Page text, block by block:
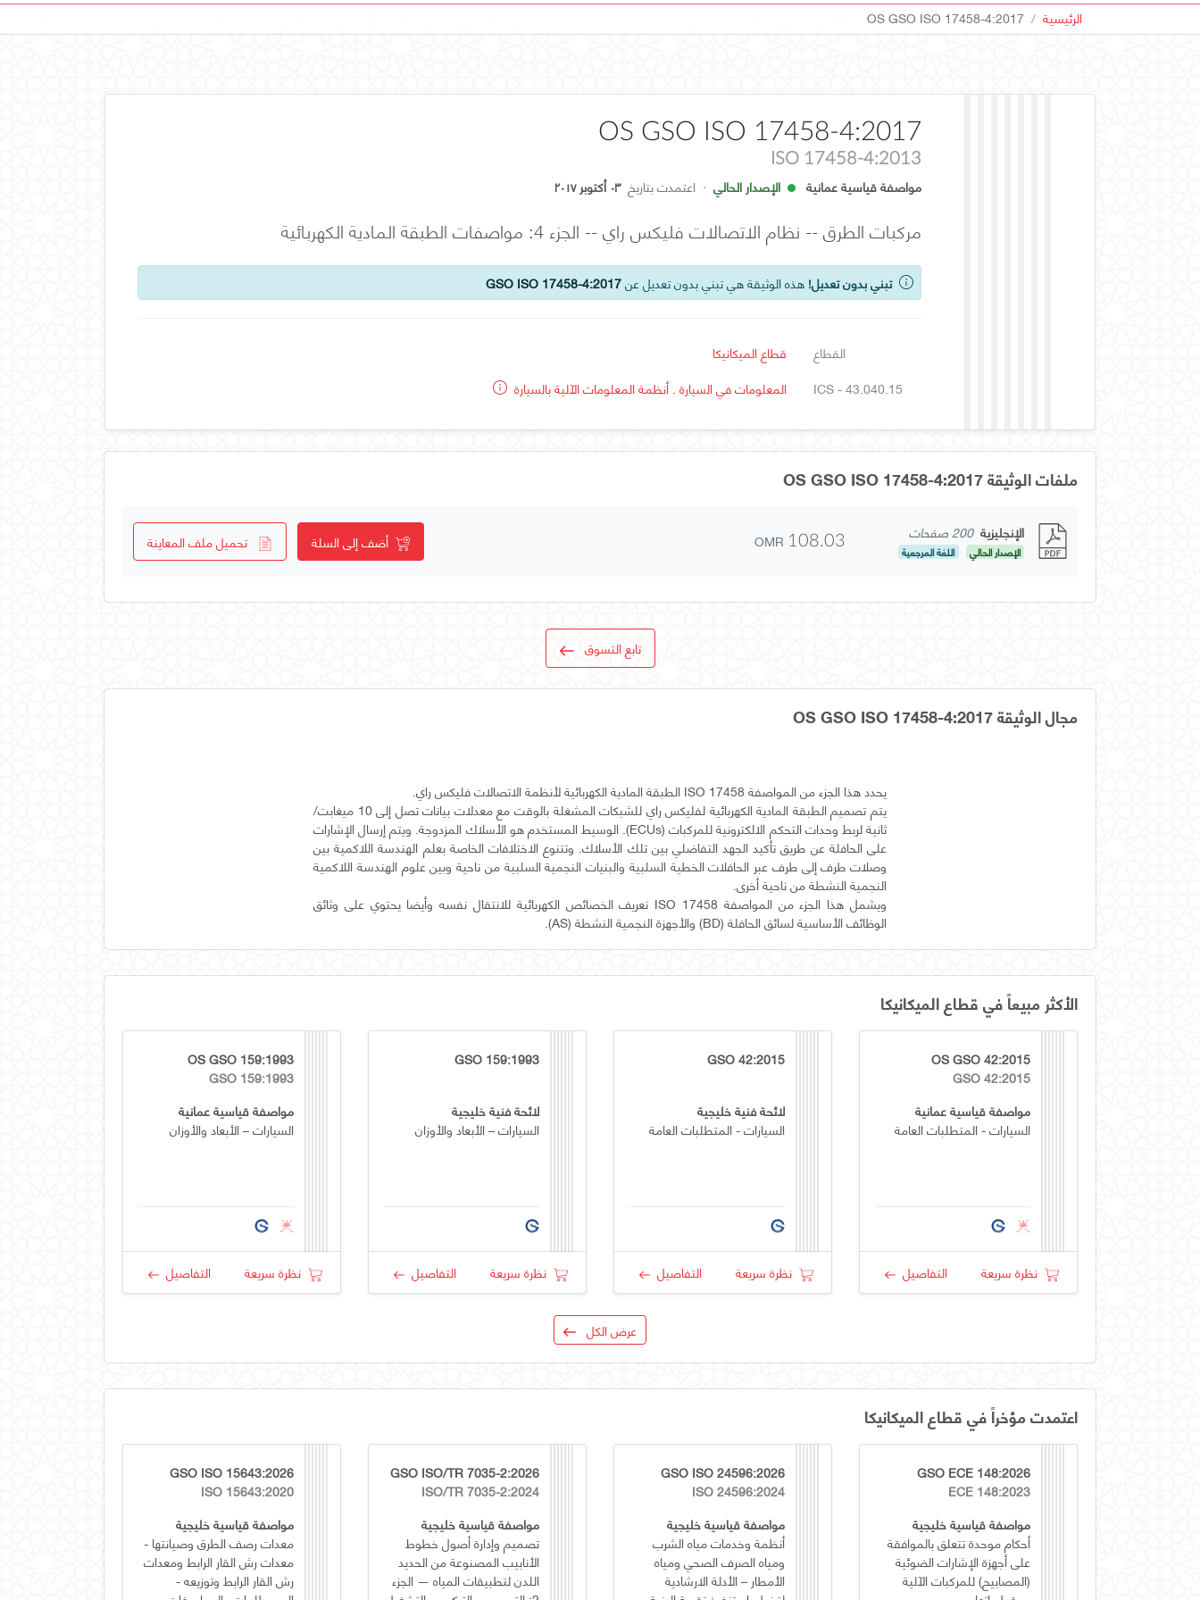
الرئيسية OS GSO ISO 17458-4:2017
OS GSO ISO 17458-4:2017
ISO 17458-4:2013
مواصفة قياسية عمانية الإصدار الحالي · اعتمدت بتاريخ ٠٣ أكتوبر ٢٠١٧
مركبات الطرق -- نظام الاتصالات فليكس راي -- الجزء 4: مواصفات الطبقة المادية الكهربائية
تبني بدون تعديل! هذه الوثيقة هي تبني بدون تعديل عنGSO ISO 17458-4:2017
القطاع
قطاع الميكانيكا
ICS - 43.040.15
المعلومات في السيارة . أنظمة المعلومات الآلية بالسيارة
ملفات الوثيقة OS GSO ISO 17458-4:2017
الإنجليزية 200 صفحات
الإصدار الحالي اللغة المرجعية OMR 108.03 أضف إلى السلة تحميل ملف المعاينة
تابع التسوق
مجال الوثيقة OS GSO ISO 17458-4:2017
يتم تصميم الطبقة المادية الكهربائية لفليكس راي للشبكات المشغلة بالوقت مع معدلات بيانات تصل إلى 10 ميغابت/
ثانية لربط وحدات التحكم الالكترونية للمركبات (ECUs). الوسيط المستخدم هو الأسلاك المزدوجة. ويتم إرسال الإشارات
على الحافلة عن طريق تأكيد الجهد التفاضلي بين تلك الأسلاك. وتتنوع الاختلافات الخاصة بعلم الهندسة اللاكمية بين
وصلات طرف إلى طرف عبر الحافلات الخطية السلبية والبنيات النجمية السلبية من ناحية وبين علوم الهندسة اللاكمية
ويشمل هذا الجزء من المواصفة ISO 17458 تعريف الخصائص الكهربائية للانتقال نفسه وأيضا يحتوي على وثائق
الوظائف الأساسية لسائق الحافلة (BD) والأجهزة النجمية النشطة (AS).
الأكثر مبيعاً في قطاع الميكانيكا
OS GSO 42:2015
GSO 42:2015
مواصفة قياسية عمانية
السيارات - المتطلبات العامة
نظرة سريعة التفاصيل
GSO 42:2015
لائحة فنية خليجية
السيارات - المتطلبات العامة
نظرة سريعة التفاصيل
GSO 159:1993
لائحة فنية خليجية
السيارات – الأبعاد والأوزان
نظرة سريعة التفاصيل
OS GSO 159:1993
GSO 159:1993
مواصفة قياسية عمانية
السيارات – الأبعاد والأوزان
نظرة سريعة التفاصيل
عرض الكل
اعتمدت مؤخراً في قطاع الميكانيكا
GSO ECE 148:2026
ECE 148:2023
مواصفة قياسية خليجية
أحكام موحدة تتعلق بالموافقة
على أجهزة الإشارات الضوئية
(المصابيح) للمركبات الآلية
GSO ISO 24596:2026
ISO 24596:2024
مواصفة قياسية خليجية
أنظمة وخدمات مياه الشرب
ومياه الصرف الصحي ومياه
الأمطار – الأدلة الارشادية
GSO ISO/TR 7035-2:2026
ISO/TR 7035-2:2024
مواصفة قياسية خليجية
تصميم وإدارة أصول خطوط
الأنابيب المصنوعة من الحديد
اللدن لتطبيقات المياه — الجزء
GSO ISO 15643:2026
ISO 15643:2020
مواصفة قياسية خليجية
معدات رصف الطرق وصيانتها -
معدات رش القار الرابط ومعدات
رش القار الرابط وتوزيعه -